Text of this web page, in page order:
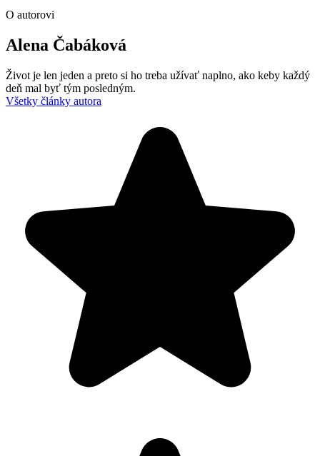
O autorovi
Alena Čabáková
Život je len jeden a preto si ho treba užívať naplno, ako keby každý
deň mal byť tým posledným.
Všetky články autora